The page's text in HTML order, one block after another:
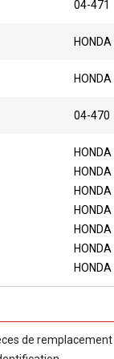
04-471
HONDA
04-470
de